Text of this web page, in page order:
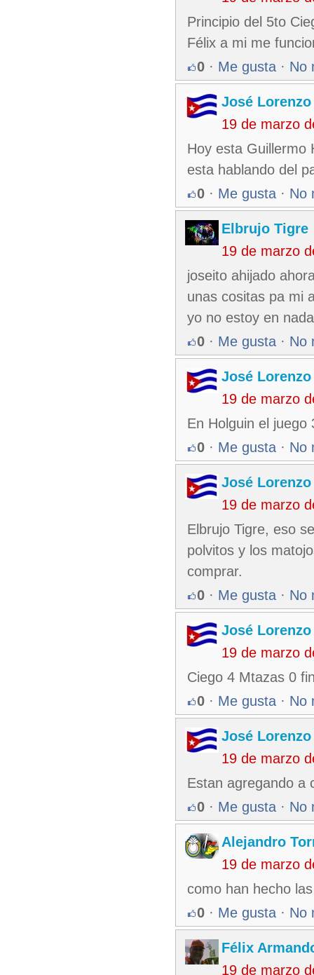
Principio del 5to
Félix a mi me
0 · Me gusta · No
José
19 de marzo
Hoy esta Guillermo
esta hablando del
0 · Me gusta · No
Elbrujo Tigre
19 de marzo
joseito ahijado
unas cositas pa mi
yo no estoy en
0 · Me gusta · No
José
19 de marzo
En Holguin el juego
0 · Me gusta · No
José
19 de marzo
Elbrujo Tigre, eso
polvitos y los
comprar.
0 · Me gusta · No
José
19 de marzo
Ciego 4 Mtazas 0
0 · Me gusta · No
José
19 de marzo
Estan agregando a
0 · Me gusta · No
Alejandro
19 de marzo
como han hecho
0 · Me gusta · No
Félix
19 de marzo